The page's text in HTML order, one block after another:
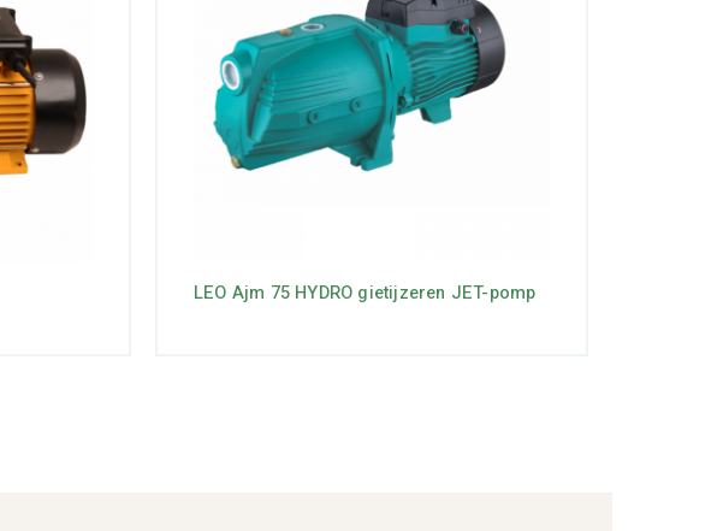
LEO Ajm 75 HYDRO gietijzeren JET-pomp